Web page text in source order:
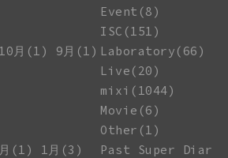
10月(1)
9月(1)
(1)
1月(3)
Event(8)
ISC(151)
Laboratory(66)
Live(20)
mixi(1044)
Movie(6)
Other(1)
Past Super Diar